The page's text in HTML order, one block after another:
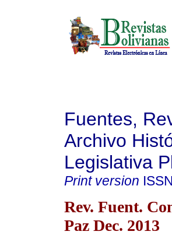
Fuentes,
Archivo
Legislativa
Print version ISSN
Rev. Fuent.
Paz Dec. 2013